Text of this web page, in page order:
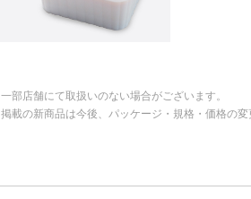
一部店舗にて取扱いのない場合がございます。
掲載の新商品は今後、パッケージ・規格・価格の